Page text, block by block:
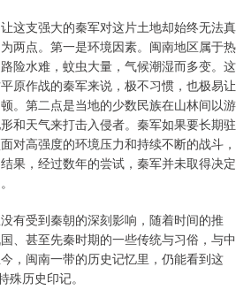
这支强大的秦军对这片土地却始终无法真
两点。第一是环境因素。闽南地区属于热
险水难，蚊虫大量，气候潮湿而多变。这
原作战的秦军来说，极不习惯，也极易让
。第二点是当地的少数民族在山林间以游
和天气来打击入侵者。秦军如果要长期驻
对高强度的环境压力和持续不断的战斗，
果，经过数年的尝试，秦军并未取得决定
有受到秦朝的深刻影响，随着时间的推
、甚至先秦时期的一些传统与习俗，与中
，闽南一带的历史记忆里，仍能看到这
殊历史印记。